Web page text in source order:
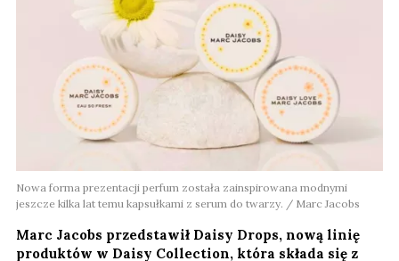
Nowa forma prezentacji perfum została zainspirowana modnymi
jeszcze kilka lat temu kapsułkami z serum do twarzy. / Marc Jacobs
Marc Jacobs przedstawił Daisy Drops, nową linię
produktów w Daisy Collection, która składa się z